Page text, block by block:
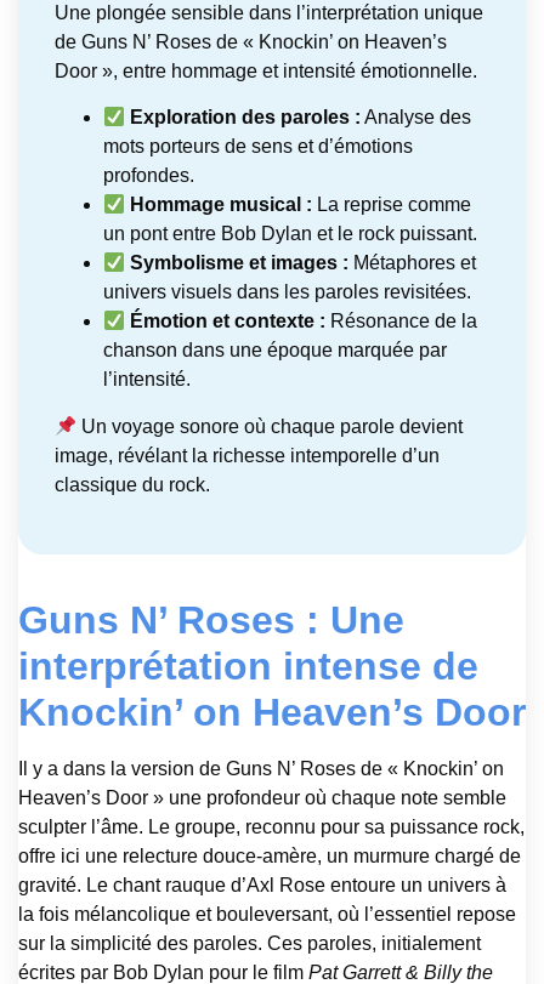
Une plongée sensible dans l’interprétation unique
de Guns N’ Roses de « Knockin’ on Heaven’s
Door », entre hommage et intensité émotionnelle.
Exploration des paroles : Analyse des
mots porteurs de sens et d’émotions
profondes.
Hommage musical : La reprise comme
un pont entre Bob Dylan et le rock puissant.
Symbolisme et images : Métaphores et
univers visuels dans les paroles revisitées.
Émotion et contexte : Résonance de la
chanson dans une époque marquée par
l’intensité.
Un voyage sonore où chaque parole devient
image, révélant la richesse intemporelle d’un
classique du rock.
Guns N’ Roses : Une
interprétation intense de
Knockin’ on Heaven’s Door
Il y a dans la version de Guns N’ Roses de « Knockin’ on
Heaven’s Door » une profondeur où chaque note semble
sculpter l’âme. Le groupe, reconnu pour sa puissance rock,
offre ici une relecture douce-amère, un murmure chargé de
gravité. Le chant rauque d’Axl Rose entoure un univers à
la fois mélancolique et bouleversant, où l’essentiel repose
sur la simplicité des paroles. Ces paroles, initialement
écrites par Bob Dylan pour le film Pat Garrett & Billy the